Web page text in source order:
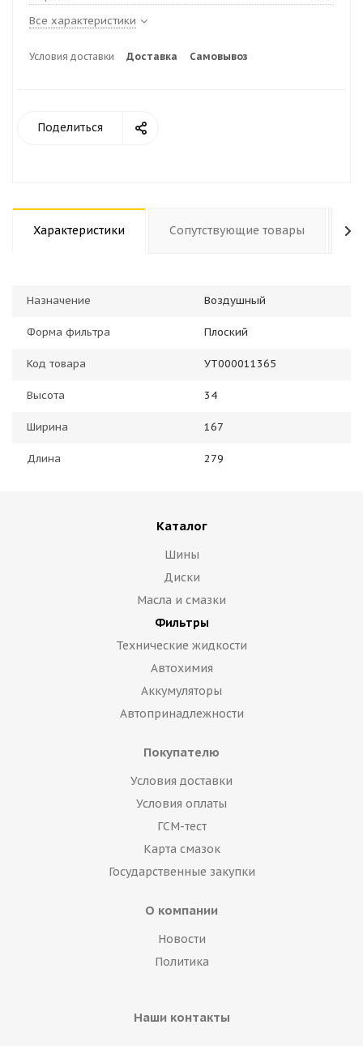
Все характеристики
Условия доставки Доставка Самовывоз
Поделиться
Характеристики Сопутствующие товары
Назначение Воздушный
Форма фильтра Плоский
Код товара УТ000011365
Высота 34
Ширина 167
Длина 279
Каталог
Шины
Диски
Масла и смазки
Фильтры
Технические жидкости
Автохимия
Аккумуляторы
Автопринадлежности
Покупателю
Условия доставки
Условия оплаты
ГСМ-тест
Карта смазок
Государственные закупки
О компании
Новости
Политика
Наши контакты